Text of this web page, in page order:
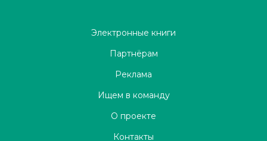
Электронные книги
Партнёрам
Реклама
Ищем в команду
О проекте
Контакты